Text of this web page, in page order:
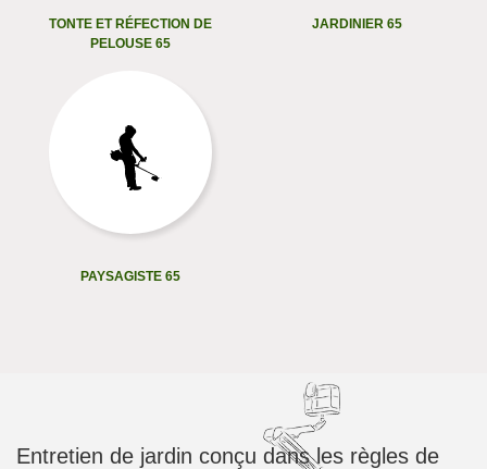
TONTE ET RÉFECTION DE
PELOUSE 65
JARDINIER 65
PAYSAGISTE 65
Entretien de jardin conçu dans les règles de